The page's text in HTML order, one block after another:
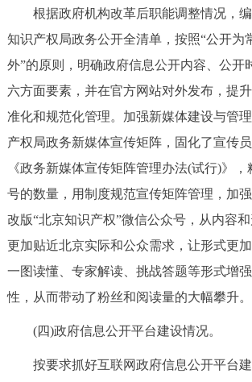
根据政府机构改革后职能调整情况，编
知识产权局政务公开全清单，按照“公开为
外”的原则，明确政府信息公开内容、公开
六方面要素，并在官方网站对外发布，提
准化和规范化管理。加强新媒体建设与管
产权局政务新媒体宣传矩阵，固化了宣传
《政务新媒体宣传矩阵管理办法(试行)》
号的数量，用制度规范宣传矩阵管理，加强
改版“北京知识产权”微信公众号，从内容
更加贴近北京实际和公众需求，让形式更
一图读懂、专家解读、挑战答题等形式增
性，从而带动了粉丝和阅读量的大幅攀升。
(四)政府信息公开平台建设情况。
按要求抓好互联网政府信息公开平台建